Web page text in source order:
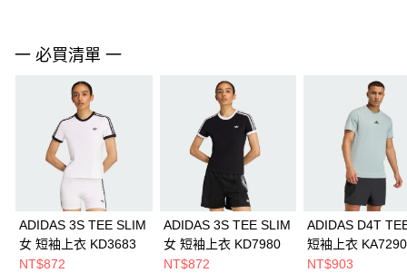
一 必買清單 一
ADIDAS 3S TEE SLIM
女 短袖上衣 KD3683
NT$872
ADIDAS 3S TEE SLIM
女 短袖上衣 KD7980
NT$872
ADIDAS D4T
短袖上衣 KA7290
NT$903